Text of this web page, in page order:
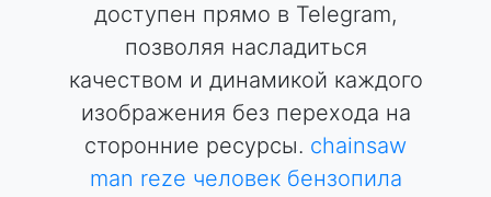
доступен прямо в Telegram,
позволяя насладиться
качеством и динамикой каждого
изображения без перехода на
сторонние ресурсы. chainsaw
man reze человек бензопила